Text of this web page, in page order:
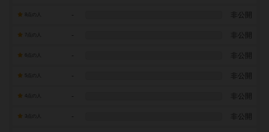
- 非公開
7点の人 - 非公開
- 非公開
- 非公開
- 非公開
- 非公開